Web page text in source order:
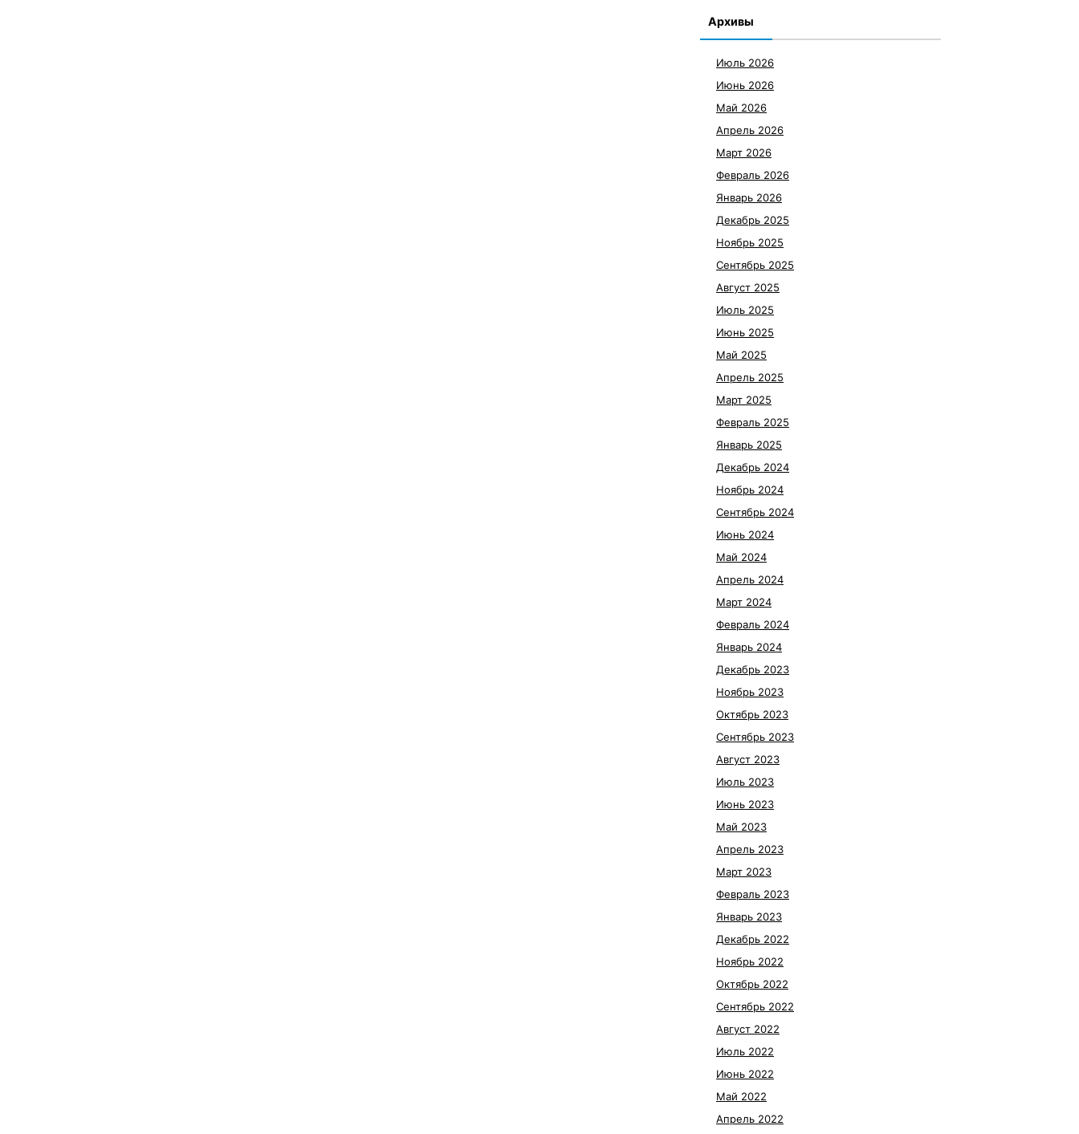
Архивы
Июль 2026
Июнь 2026
Май 2026
Апрель 2026
Март 2026
Февраль 2026
Январь 2026
Декабрь 2025
Ноябрь 2025
Сентябрь 2025
Август 2025
Июль 2025
Июнь 2025
Май 2025
Апрель 2025
Март 2025
Февраль 2025
Январь 2025
Декабрь 2024
Ноябрь 2024
Сентябрь 2024
Июнь 2024
Май 2024
Апрель 2024
Март 2024
Февраль 2024
Январь 2024
Декабрь 2023
Ноябрь 2023
Октябрь 2023
Сентябрь 2023
Август 2023
Июль 2023
Июнь 2023
Май 2023
Апрель 2023
Март 2023
Февраль 2023
Январь 2023
Декабрь 2022
Ноябрь 2022
Октябрь 2022
Сентябрь 2022
Август 2022
Июль 2022
Июнь 2022
Май 2022
Апрель 2022